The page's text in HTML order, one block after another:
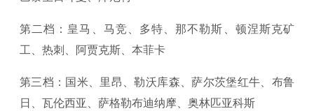
第二档：皇马、马竞、多特、那不勒斯、顿涅斯克矿
工、热刺、阿贾克斯、本菲卡
第三档：国米、里昂、勒沃库森、萨尔茨堡红牛、布鲁
日、瓦伦西亚、萨格勒布迪纳摩、奥林匹亚科斯